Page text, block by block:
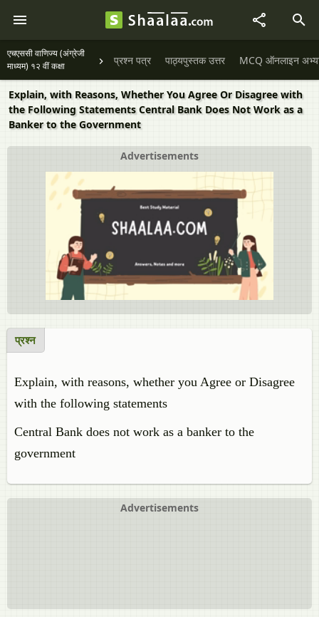
एचएससी वाणिज्य (अंग्रेजी
माध्यम) १२ वीं कक्षा
प्रश्न पत्र पाठ्यपुस्तक उत्तर MCQ ऑनलाइन
Explain, with Reasons, Whether You Agree Or Disagree with
the Following Statements Central Bank Does Not Work as a
Banker to the Government
Advertisements
प्रश्न
Explain, with reasons, whether you Agree or Disagree
with the following statements
Central Bank does not work as a banker to the
government
Advertisements